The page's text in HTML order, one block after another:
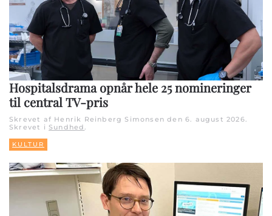
Hospitalsdrama opnår hele 25 nomineringer
til central TV-pris
Skrevet af Henrik Reinberg Simonsen den 6. august 2026.
Skrevet i Sundhed.
KULTUR